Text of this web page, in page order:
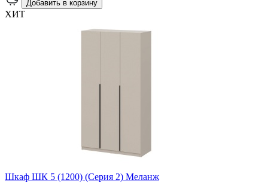
Добавить в корзину
ХИТ
Шкаф ШК 5 (1200) (Серия 2) Меланж